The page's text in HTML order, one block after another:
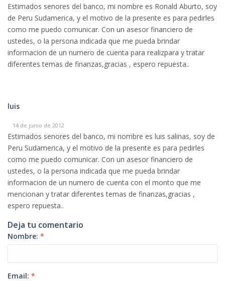
Estimados senores del banco, mi nombre es Ronald Aburto, soy
de Peru Sudamerica, y el motivo de la presente es para pedirles
como me puedo comunicar. Con un asesor financiero de
ustedes, o la persona indicada que me pueda brindar
informacion de un numero de cuenta para realizpara y tratar
diferentes temas de finanzas,gracias , espero repuesta..
luis
14 de junio de 2012
Estimados senores del banco, mi nombre es luis salinas, soy de
Peru Sudamerica, y el motivo de la presente es para pedirles
como me puedo comunicar. Con un asesor financiero de
ustedes, o la persona indicada que me pueda brindar
informacion de un numero de cuenta con el monto que me
mencionan y tratar diferentes temas de finanzas,gracias ,
espero repuesta..
Deja tu comentario
Nombre: *
Email: *